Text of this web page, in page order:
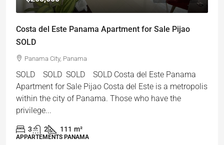
Costa del Este Panama Apartment for Sale Pijao
SOLD
Panama City, Panama
SOLD SOLD SOLD SOLD Costa del Este Panama
Apartment for Sale Pijao Costa del Este is a metropolis
within the city of Panama. Those who have the
privilege...
3 2 111 m²
APPARTEMENTS PANAMA